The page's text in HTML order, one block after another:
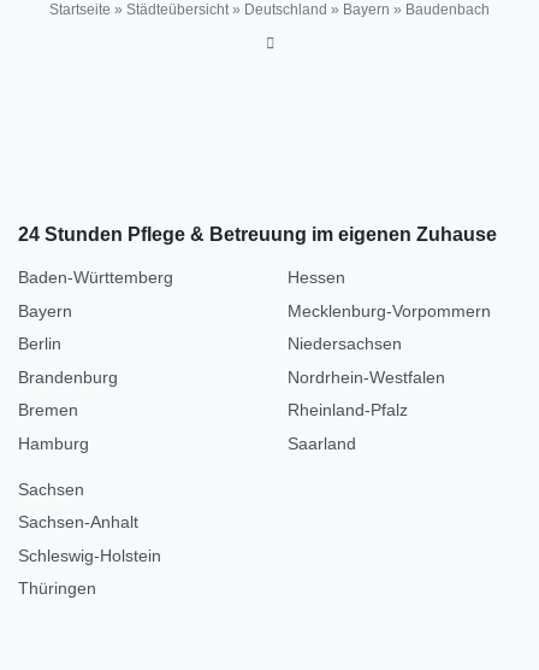
Startseite » Städteübersicht» Deutschland » Bayern » Baudenbach
24 Stunden Pflege & Betreuung im eigenen Zuhause
Baden-Württemberg
Bayern
Berlin
Brandenburg
Bremen
Hamburg
Hessen
Mecklenburg-Vorpommern
Niedersachsen
Nordrhein-Westfalen
Rheinland-Pfalz
Saarland
Sachsen
Sachsen-Anhalt
Schleswig-Holstein
Thüringen